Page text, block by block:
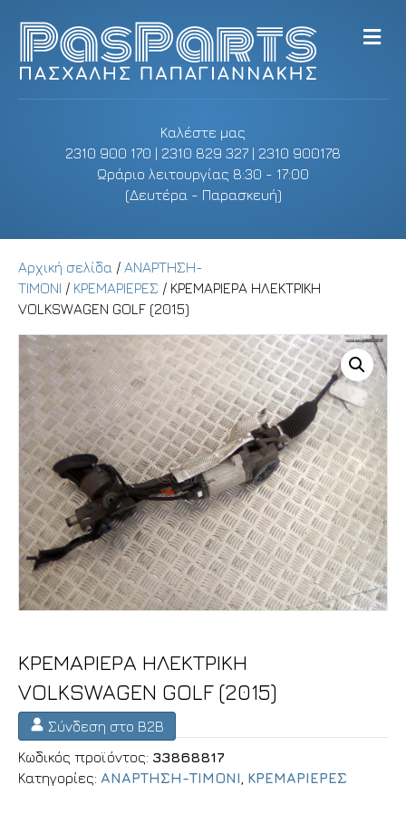
Καλέστε μας
2310 900 170 | 2310 829 327 | 2310 900178
Ωράριο λειτουργίας 8:30 - 17:00
(Δευτέρα - Παρασκευή)
M
e
Αρχική σελίδα / ΑΝΑΡΤΗΣΗ-
ΤΙΜΟΝΙ / ΚΡΕΜΑΡΙΕΡΕΣ / ΚΡΕΜΑΡΙΕΡΑ ΗΛΕΚΤΡΙΚΗ
VOLKSWAGEN GOLF (2015)
ΚΡΕΜΑΡΙΕΡΑ ΗΛΕΚΤΡΙΚΗ
VOLKSWAGEN GOLF (2015)
Σύνδεση στο B2B
Κωδικός προϊόντος: 33868817
Κατηγορίες: ΑΝΑΡΤΗΣΗ-ΤΙΜΟΝΙ ΚΡΕΜΑΡΙΕΡΕΣ